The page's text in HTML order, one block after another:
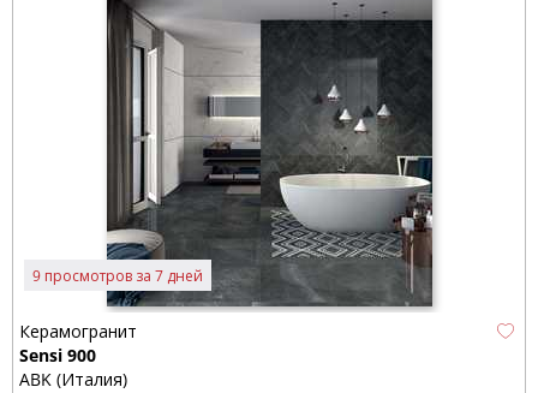
9 просмотров за 7 дней
Керамогранит
Sensi 900
ABK (Италия)